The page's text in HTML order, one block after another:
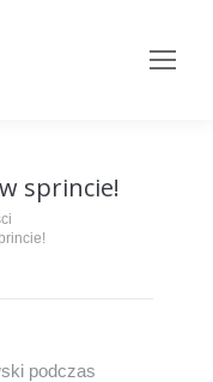
sprincie!
podczas